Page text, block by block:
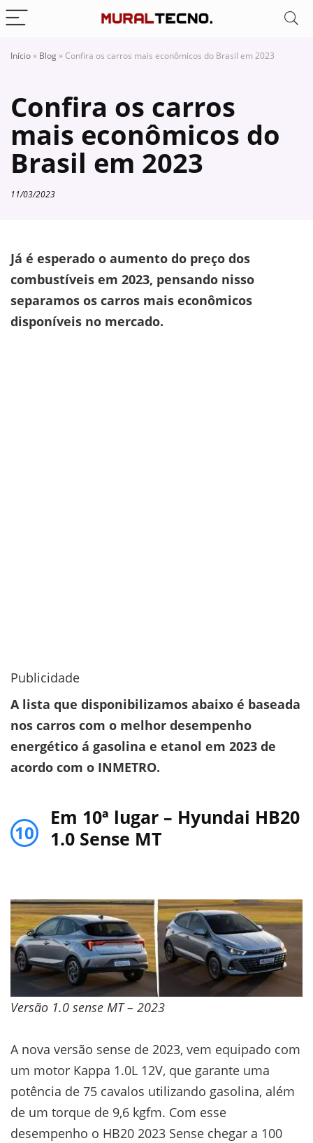
Início» Blog»Confira os carros mais econômicos do Brasil em 2023
Confira os carros
mais econômicos do
Brasil em 2023
11/03/2023
Já é esperado o aumento do preço dos
combustíveis em 2023, pensando nisso
separamos os carros mais econômicos
disponíveis no mercado.
Publicidade
A lista que disponibilizamos abaixo é baseada
nos carros com o melhor desempenho
energético á gasolina e etanol em 2023 de
acordo com o INMETRO.
10
Em 10ª lugar – Hyundai HB20
1.0 Sense MT
Versão 1.0 sense MT – 2023
A nova versão sense de 2023, vem equipado com
um motor Kappa 1.0L 12V, que garante uma
potência de 75 cavalos utilizando gasolina, além
de um torque de 9,6 kgfm. Com esse
desempenho o HB20 2023 Sense chegar a 100